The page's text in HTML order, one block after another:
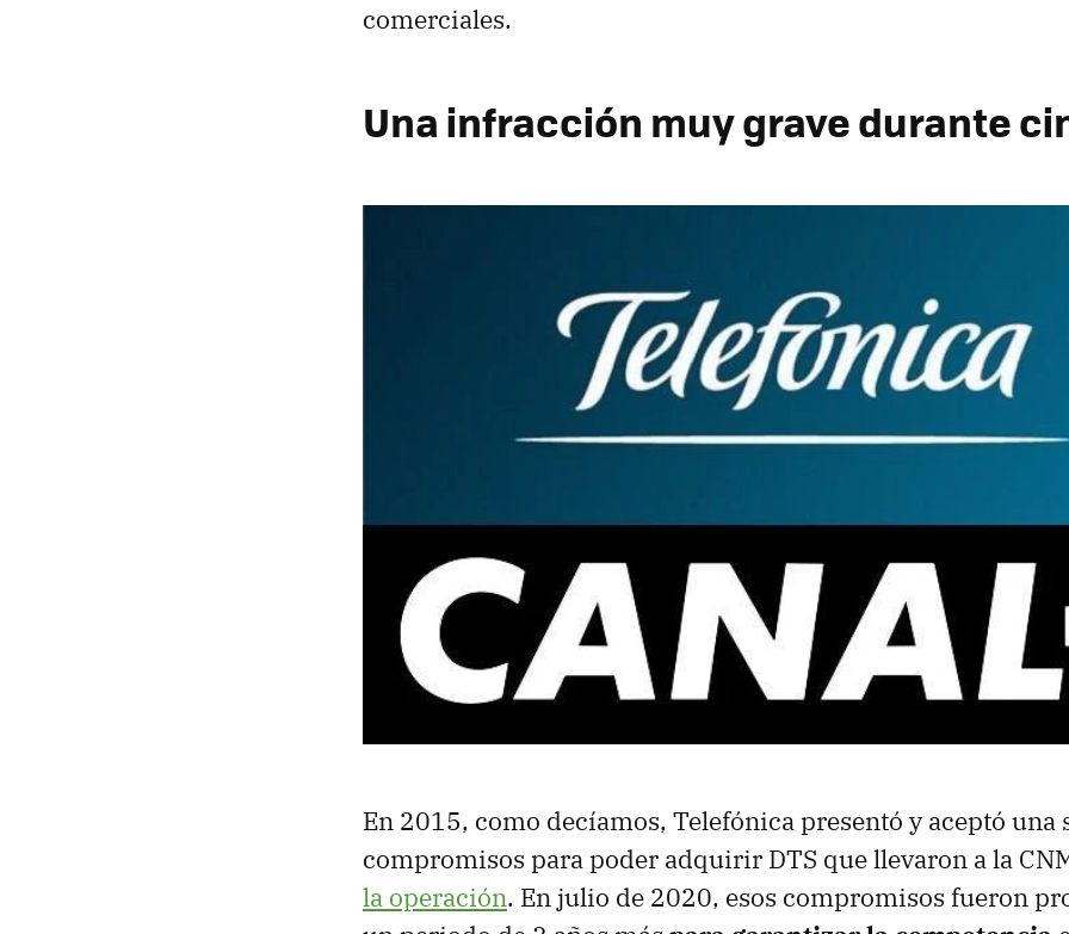
comerciales.
Una infracción muy grave durante
En 2015, como decíamos, Telefónica presentó y aceptó una
compromisos para poder adquirir DTS que llevaron a la
la operación. En julio de 2020, esos compromisos fueron